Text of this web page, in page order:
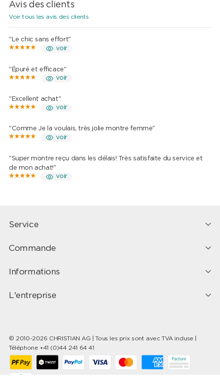
Avis des clients
Voir tous les avis des clients
"Le chic sans effort"
voir
"Épuré et efficace"
voir
"Excellent achat"
voir
"Comme Je la voulais, très jolie montre femme"
voir
"Super montre reçu dans les délais! Très satisfaite du service et
de mon achat!"
voir
Service
Commande
Informations
L'entreprise
© 2010-2026 CHRISTIAN AG | Tous les prix sont avec TVA incluse |
Téléphone +41 (0)44 241 64 41